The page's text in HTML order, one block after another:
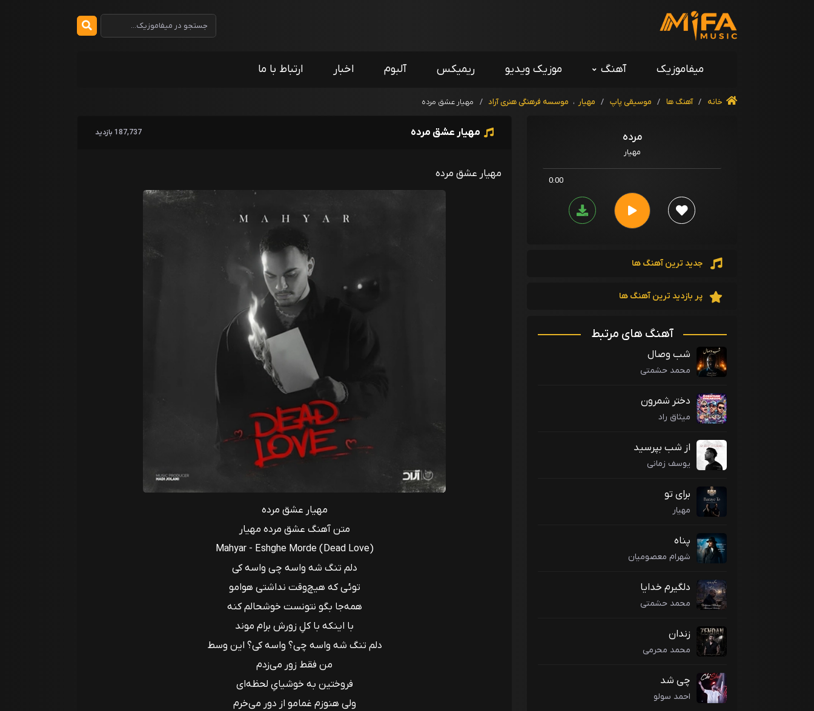
میفاموزیک آهنگ موزیک ویدیو ریمیکس آلبوم اخبار ارتباط با ما
خانه / آهنگ ها / موسیقی پاپ / مهیار ، موسسه فرهنگی هنری آراد / مهیار عشق مرده
مرده
مهیار
0:00
جدید ترین آهنگ ها
پر بازدید ترین آهنگ ها
آهنگ های مرتبط
شب وصال
محمد حشمتی
دختر شمرون
میثاق راد
از شب بپرسید
یوسف زمانی
برای تو
مهیار
پناه
شهرام معصومیان
دلگیرم خدایا
محمد حشمتی
زندان
محمد محرمی
چی شد
احمد سولو
مهیار عشق مرده 187,737 بازدید
مهیار عشق مرده
مهیار عشق مرده
متن آهنگ عشق مرده مهیار
Mahyar - Eshghe Morde (Dead Love)
دلم تنگ شه واسه چی واسه کی
توئی که هیچ‌وقت نداشتی هوامو
همه‌جا بگو نتونست خوشحالم کنه
با اینکه با کلِ زورش برام موند
دلم تنگ شه واسه چی؟ واسه کی؟ این وسط
من فقط زور می‌زدم
فروختین به خوشیایِ لحظه‌ای
ولی هنوزم غمامو از دور می‌خرم